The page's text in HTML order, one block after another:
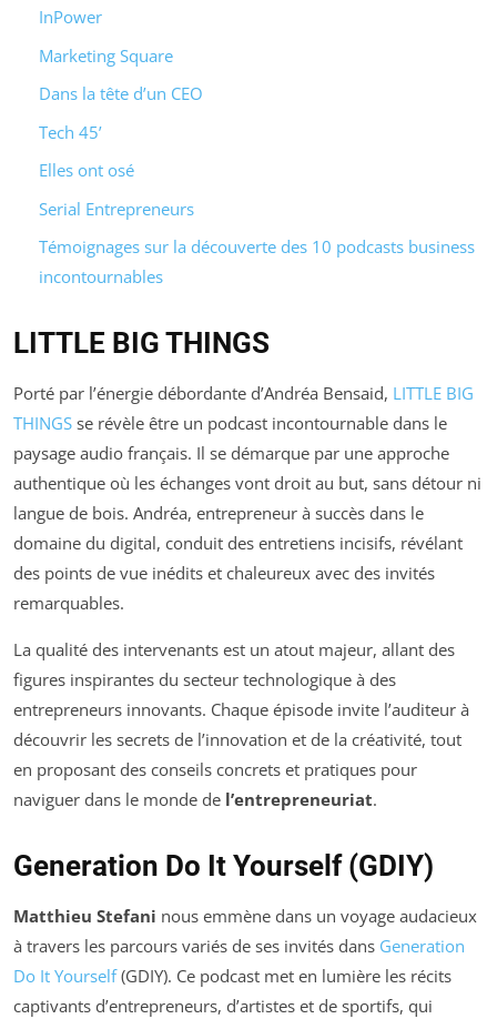
InPower
Marketing Square
Dans la tête d’un CEO
Tech 45’
Elles ont osé
Serial Entrepreneurs
Témoignages sur la découverte des 10 podcasts business
incontournables
LITTLE BIG THINGS
Porté par l’énergie débordante d’Andréa Bensaid, LITTLE BIG
THINGS se révèle être un podcast incontournable dans le
paysage audio français. Il se démarque par une approche
authentique où les échanges vont droit au but, sans détour ni
langue de bois. Andréa, entrepreneur à succès dans le
domaine du digital, conduit des entretiens incisifs, révélant
des points de vue inédits et chaleureux avec des invités
remarquables.
La qualité des intervenants est un atout majeur, allant des
figures inspirantes du secteur technologique à des
entrepreneurs innovants. Chaque épisode invite l’auditeur à
découvrir les secrets de l’innovation et de la créativité, tout
en proposant des conseils concrets et pratiques pour
naviguer dans le monde de l’entrepreneuriat.
Generation Do It Yourself (GDIY)
Matthieu Stefani nous emmène dans un voyage audacieux
à travers les parcours variés de ses invités dans Generation
Do It Yourself(GDIY). Ce podcast met en lumière les récits
captivants d’entrepreneurs, d’artistes et de sportifs, qui